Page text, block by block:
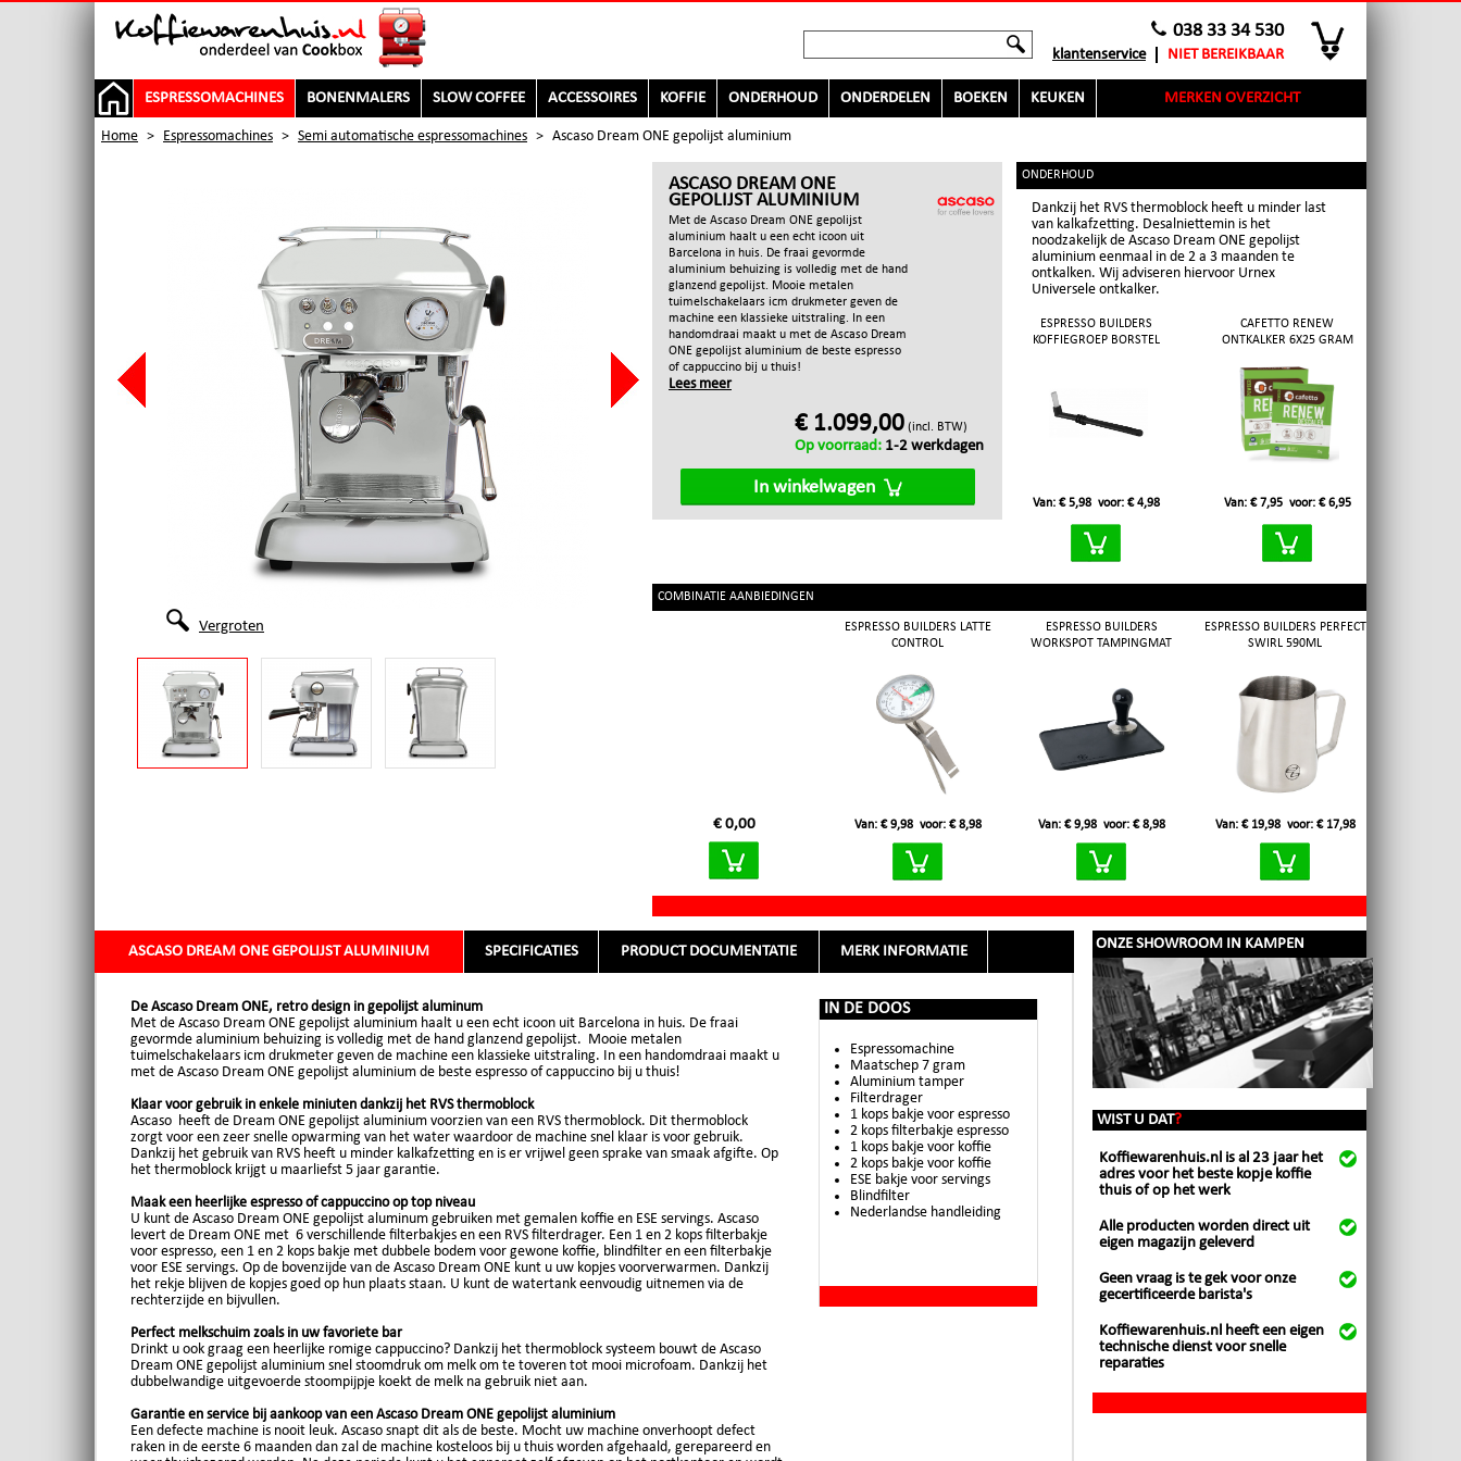
038 33 34 530
klantenservice NIET BEREIKBAAR
ESPRESSOMACHINES BONENMALERS SLOW COFFEE ACCESSOIRES KOFFIE ONDERHOUD ONDERDELEN BOEKEN KEUKEN MERKEN OVERZICHT
Home > Espressomachines > Semi automatische espressomachines > Ascaso Dream ONE gepolijst aluminium
Vergroten
ASCASO DREAM ONE
GEPOLIJST ALUMINIUM
Met de Ascaso Dream ONE gepolijst
aluminium haalt u een echt icoon uit
Barcelona in huis. De fraai gevormde
aluminium behuizing is volledig met de hand
glanzend gepolijst. Mooie metalen
tuimelschakelaars icm drukmeter geven de
machine een klassieke uitstraling. In een
handomdraai maakt u met de Ascaso Dream
ONE gepolijst aluminium de beste espresso
of cappuccino bij u thuis!
Lees meer
€ 1.099,00 (incl. BTW)
Op voorraad: 1-2 werkdagen
In winkelwagen
ONDERHOUD
Dankzij het RVS thermoblock heeft u minder last
van kalkafzetting. Desalniettemin is het
noodzakelijk de Ascaso Dream ONE gepolijst
aluminium eenmaal in de 2 a 3 maanden te
ontkalken. Wij adviseren hiervoor Urnex
Universele ontkalker.
ESPRESSO BUILDERS
KOFFIEGROEP BORSTEL
Van: € 5,98 voor: € 4,98
CAFETTO RENEW
ONTKALKER 6X25 GRAM
Van: € 7,95 voor: € 6,95
COMBINATIE AANBIEDINGEN
€ 0,00
ESPRESSO BUILDERS LATTE
CONTROL
Van: € 9,98 voor: € 8,98
ESPRESSO BUILDERS
WORKSPOT TAMPINGMAT
Van: € 9,98 voor: € 8,98
ESPRESSO BUILDERS PERFECT
SWIRL 590ML
Van: € 19,98 voor: € 17,98
ASCASO DREAM ONE GEPOLIJST ALUMINIUM SPECIFICATIES PRODUCT DOCUMENTATIE MERK INFORMATIE
De Ascaso Dream ONE, retro design in gepolijst aluminum
Met de Ascaso Dream ONE gepolijst aluminium haalt u een echt icoon uit Barcelona in huis. De fraai
gevormde aluminium behuizing is volledig met de hand glanzend gepolijst. Mooie metalen
tuimelschakelaars icm drukmeter geven de machine een klassieke uitstraling. In een handomdraai maakt u
met de Ascaso Dream ONE gepolijst aluminium de beste espresso of cappuccino bij u thuis!
Klaar voor gebruik in enkele miniuten dankzij het RVS thermoblock
Ascaso heeft de Dream ONE gepolijst aluminium voorzien van een RVS thermoblock. Dit thermoblock
zorgt voor een zeer snelle opwarming van het water waardoor de machine snel klaar is voor gebruik.
Dankzij het gebruik van RVS heeft u minder kalkafzetting en is er vrijwel geen sprake van smaak afgifte. Op
het thermoblock krijgt u maarliefst 5 jaar garantie.
Maak een heerlijke espresso of cappuccino op top niveau
U kunt de Ascaso Dream ONE gepolijst aluminum gebruiken met gemalen koffie en ESE servings. Ascaso
levert de Dream ONE met 6 verschillende filterbakjes en een RVS filterdrager. Een 1 en 2 kops filterbakje
voor espresso, een 1 en 2 kops bakje met dubbele bodem voor gewone koffie, blindfilter en een filterbakje
voor ESE servings. Op de bovenzijde van de Ascaso Dream ONE kunt u uw kopjes voorverwarmen. Dankzij
het rekje blijven de kopjes goed op hun plaats staan. U kunt de watertank eenvoudig uitnemen via de
rechterzijde en bijvullen.
Perfect melkschuim zoals in uw favoriete bar
Drinkt u ook graag een heerlijke romige cappuccino? Dankzij het thermoblock systeem bouwt de Ascaso
Dream ONE gepolijst aluminium snel stoomdruk om melk om te toveren tot mooi microfoam. Dankzij het
dubbelwandige uitgevoerde stoompijpje koekt de melk na gebruik niet aan.
Garantie en service bij aankoop van een Ascaso Dream ONE gepolijst aluminium
Een defecte machine is nooit leuk. Ascaso snapt dit als de beste. Mocht uw machine onverhoopt defect
raken in de eerste 6 maanden dan zal de machine kosteloos bij u thuis worden afgehaald, gerepareerd en
IN DE DOOS
Espressomachine
Maatschep 7 gram
Aluminium tamper
Filterdrager
1 kops bakje voor espresso
2 kops filterbakje espresso
1 kops bakje voor koffie
2 kops bakje voor koffie
ESE bakje voor servings
Blindfilter
Nederlandse handleiding
ONZE SHOWROOM IN KAMPEN
WIST U DAT?
Koffiewarenhuis.nl is al 23 jaar het
adres voor het beste kopje koffie
thuis of op het werk
Alle producten worden direct uit
eigen magazijn geleverd
Geen vraag is te gek voor onze
gecertificeerde barista's
Koffiewarenhuis.nl heeft een eigen
technische dienst voor snelle
reparaties